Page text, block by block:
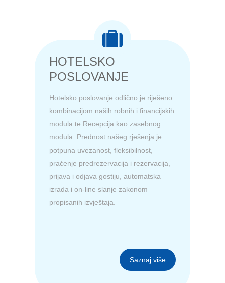
HOTELSKO
POSLOVANJE
Hotelsko poslovanje odlično je riješeno
kombinacijom naših robnih i financijskih
modula te Recepcija kao zasebnog
modula. Prednost našeg rješenja je
potpuna uvezanost, fleksibilnost,
praćenje predrezervacija i rezervacija,
prijava i odjava gostiju, automatska
izrada i on-line slanje zakonom
propisanih izvještaja.
Saznaj više